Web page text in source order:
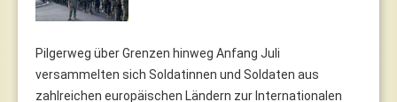
Pilgerweg über Grenzen hinweg Anfang Juli
versammelten sich Soldatinnen und Soldaten aus
zahlreichen europäischen Ländern zur Internationalen